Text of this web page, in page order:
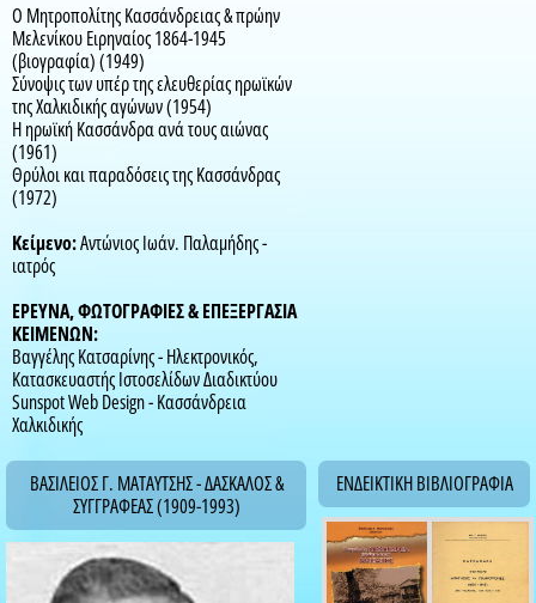
Ο Μητροπολίτης Κασσάνδρειας & πρώην
Μελενίκου Ειρηναίος 1864-1945
(βιογραφία) (1949)
Σύνοψις των υπέρ της ελευθερίας ηρωϊκών
τnς Χαλκιδικής αγώνων (1954)
Η ηρωϊκή Κασσάνδρα ανά τους αιώνας
(1961)
Θρύλοι και παραδόσεις της Κασσάνδρας
(1972)
Κείμενο:Αντώνιος Ιωάν. Παλαμήδης -
ιατρός
ΕΡΕΥΝΑ, ΦΩΤΟΓΡΑΦΙΕΣ & ΕΠΕΞΕΡΓΑΣΙΑ
ΚΕΙΜΕΝΩΝ:
Βαγγέλης Κατσαρίνης - Ηλεκτρονικός,
Κατασκευαστής Ιστοσελίδων Διαδικτύου
Sunspot Web Design - Κασσάνδρεια
Χαλκιδικής
ΒΑΣΙΛΕΙΟΣ Γ. ΜΑΤΑΥΤΣΗΣ - ΔΑΣΚΑΛΟΣ &
ΣΥΓΓΡΑΦΕΑΣ (1909-1993)
ΕΝΔΕΙΚΤΙΚΗ ΒΙΒΛΙΟΓΡΑΦΙΑ